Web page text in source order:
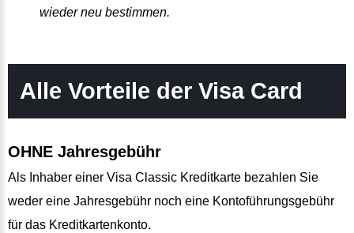
wieder neu bestimmen.
Alle Vorteile der Visa Card
OHNE Jahresgebühr
Als Inhaber einer Visa Classic Kreditkarte bezahlen Sie
weder eine Jahresgebühr noch eine Kontoführungsgebühr
für das Kreditkartenkonto.